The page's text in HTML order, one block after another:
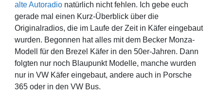
alte Autoradio natürlich nicht fehlen. Ich gebe euch
gerade mal einen Kurz-Überblick über die
Originalradios, die im Laufe der Zeit in Käfer eingebaut
wurden. Begonnen hat alles mit dem Becker Monza-
Modell für den Brezel Käfer in den 50er-Jahren. Dann
folgten nur noch Blaupunkt Modelle, manche wurden
nur in VW Käfer eingebaut, andere auch in Porsche
365 oder in den VW Bus.